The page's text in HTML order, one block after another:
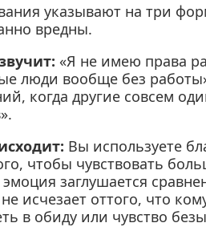
указывают на три
вредны.
«Я не имею права
люди вообще без
когда другие совсем
Вы используете
чтобы чувствовать
заглушается
исчезает оттого, что
в обиду или чувство